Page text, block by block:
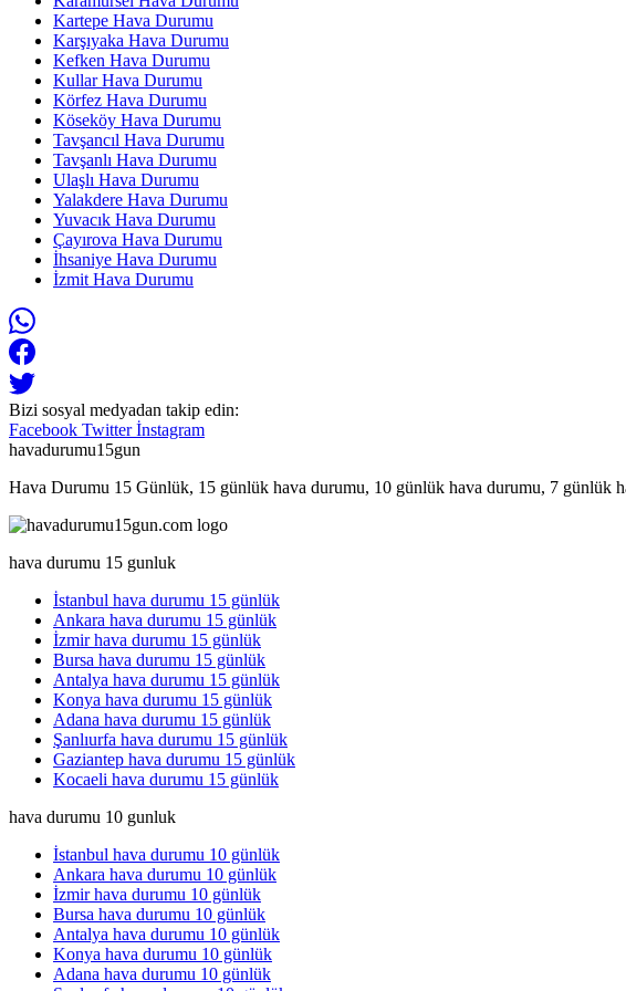
Kartepe Hava Durumu
Karşıyaka Hava Durumu
Kefken Hava Durumu
Kullar Hava Durumu
Körfez Hava Durumu
Köseköy Hava Durumu
Tavşancıl Hava Durumu
Tavşanlı Hava Durumu
Ulaşlı Hava Durumu
Yalakdere Hava Durumu
Yuvacık Hava Durumu
Çayırova Hava Durumu
İhsaniye Hava Durumu
İzmit Hava Durumu
Bizi sosyal medyadan takip edin:
Facebook Twitterİnstagram
havadurumu15gun
Hava Durumu 15 Günlük, 15 günlük hava durumu, 10 günlük hava durumu, 7 günlük
hava durumu 15 gunluk
İstanbul hava durumu 15 günlük
Ankara hava durumu 15 günlük
İzmir hava durumu 15 günlük
Bursa hava durumu 15 günlük
Antalya hava durumu 15 günlük
Konya hava durumu 15 günlük
Adana hava durumu 15 günlük
Şanlıurfa hava durumu 15 günlük
Gaziantep hava durumu 15 günlük
Kocaeli hava durumu 15 günlük
hava durumu 10 gunluk
İstanbul hava durumu 10 günlük
Ankara hava durumu 10 günlük
İzmir hava durumu 10 günlük
Bursa hava durumu 10 günlük
Antalya hava durumu 10 günlük
Konya hava durumu 10 günlük
Adana hava durumu 10 günlük